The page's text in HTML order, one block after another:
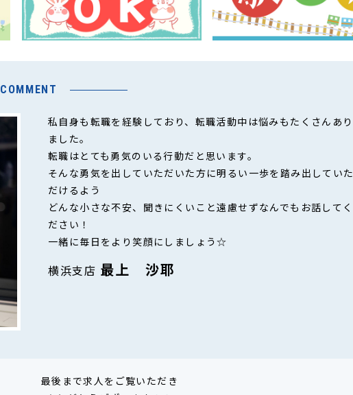
COMMENT
私自身も転職を経験しており、転職活動中は悩みもたくさんあり
ました。
転職はとても勇気のいる行動だと思います。
そんな勇気を出していただいた方に明るい一歩を踏み出していた
だけるよう
どんな小さな不安、聞きにくいこと遠慮せずなんでもお話してく
ださい！
一緒に毎日をより笑顔にしましょう☆
横浜支店 最上 沙耶
最後まで求人をご覧いただき